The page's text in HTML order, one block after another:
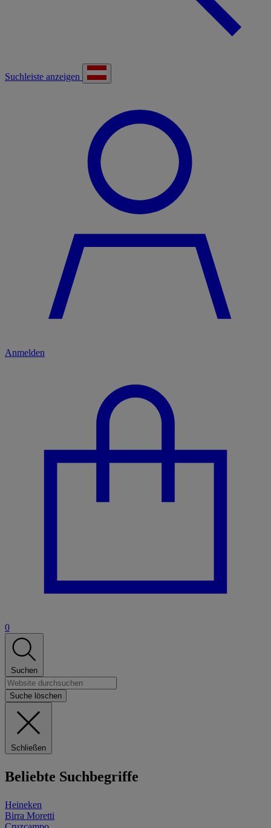
Suchleiste anzeigen
Anmelden
0
Suchen
Suche löschen
Schließen
Beliebte Suchbegriffe
Heineken
Birra Moretti